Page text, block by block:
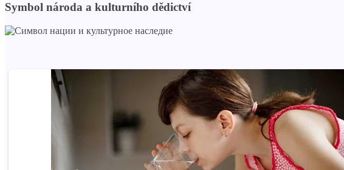
Symbol národa a kulturního dědictví